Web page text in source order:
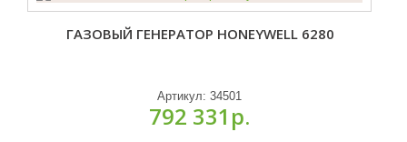
ГАЗОВЫЙ ГЕНЕРАТОР HONEYWELL 6280
Артикул:34501
792 331р.